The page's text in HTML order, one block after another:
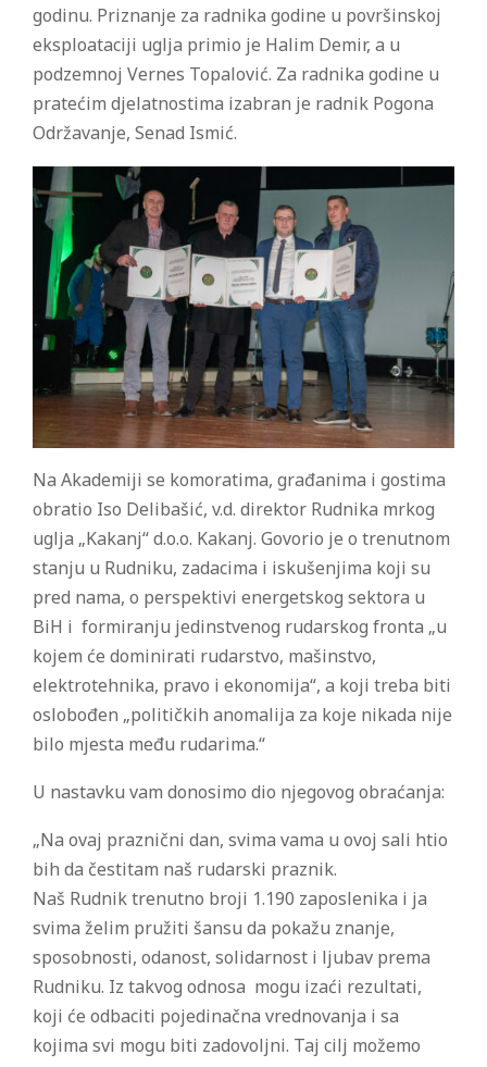
godinu. Priznanje za radnika godine u površinskoj
eksploataciji uglja primio je Halim Demir, a u
podzemnoj Vernes Topalović. Za radnika godine u
pratećim djelatnostima izabran je radnik Pogona
Održavanje, Senad Ismić.
Na Akademiji se komoratima, građanima i gostima
obratio Iso Delibašić, v.d. direktor Rudnika mrkog
uglja „Kakanj“ d.o.o. Kakanj. Govorio je o trenutnom
stanju u Rudniku, zadacima i iskušenjima koji su
pred nama, o perspektivi energetskog sektora u
BiH i formiranju jedinstvenog rudarskog fronta „u
kojem će dominirati rudarstvo, mašinstvo,
elektrotehnika, pravo i ekonomija“, a koji treba biti
oslobođen „političkih anomalija za koje nikada nije
bilo mjesta među rudarima.“
U nastavku vam donosimo dio njegovog obraćanja:
„Na ovaj praznični dan, svima vama u ovoj sali htio
bih da čestitam naš rudarski praznik.
Naš Rudnik trenutno broji 1.190 zaposlenika i ja
svima želim pružiti šansu da pokažu znanje,
sposobnosti, odanost, solidarnost i ljubav prema
Rudniku. Iz takvog odnosa mogu izaći rezultati,
koji će odbaciti pojedinačna vrednovanja i sa
kojima svi mogu biti zadovoljni. Taj cilj možemo